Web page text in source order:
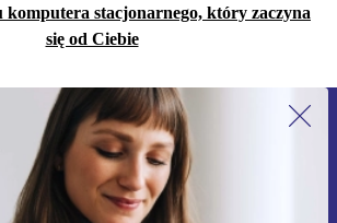
stacjonarnego, który zaczyna
się od Ciebie
się na nasz newsletter!
przegap żadnej oferty.